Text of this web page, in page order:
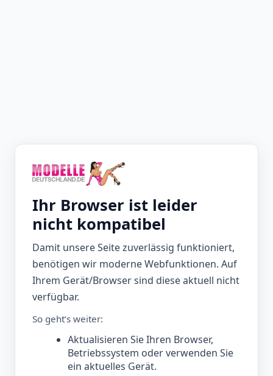
Ihr Browser ist leider
nicht kompatibel
Damit unsere Seite zuverlässig funktioniert,
benötigen wir moderne Webfunktionen. Auf
Ihrem Gerät/Browser sind diese aktuell nicht
verfügbar.
So geht’s weiter:
Aktualisieren Sie Ihren Browser,
Betriebssystem oder verwenden Sie
ein aktuelles Gerät.